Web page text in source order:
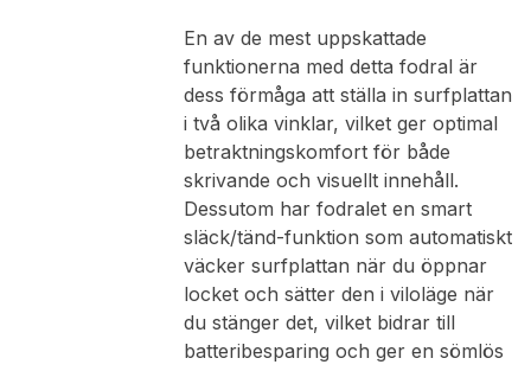
En av de mest uppskattade
funktionerna med detta fodral är
dess förmåga att ställa in surfplattan
i två olika vinklar, vilket ger optimal
betraktningskomfort för både
skrivande och visuellt innehåll.
Dessutom har fodralet en smart
släck/tänd-funktion som automatiskt
väcker surfplattan när du öppnar
locket och sätter den i viloläge när
du stänger det, vilket bidrar till
batteribesparing och ger en sömlös